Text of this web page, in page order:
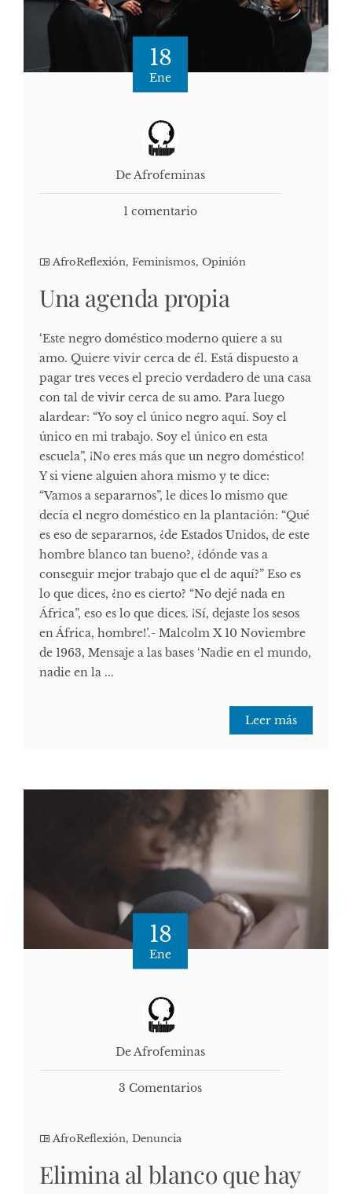
18
Ene
De Afrofeminas
1 comentario
AfroReflexión, Feminismos, Opinión
Una agenda propia
‘Este negro doméstico moderno quiere a su
amo. Quiere vivir cerca de él. Está dispuesto a
pagar tres veces el precio verdadero de una casa
con tal de vivir cerca de su amo. Para luego
alardear: “Yo soy el único negro aquí. Soy el
único en mi trabajo. Soy el único en esta
escuela”, ¡No eres más que un negro doméstico!
Y si viene alguien ahora mismo y te dice:
“Vamos a separarnos”, le dices lo mismo que
decía el negro doméstico en la plantación: “Qué
es eso de separarnos, ¿de Estados Unidos, de este
hombre blanco tan bueno?, ¿dónde vas a
conseguir mejor trabajo que el de aquí?” Eso es
lo que dices, ¿no es cierto? “No dejé nada en
África”, eso es lo que dices. ¡Sí, dejaste los sesos
en África, hombre!’.- Malcolm X 10 Noviembre
de 1963, Mensaje a las bases ‘Nadie en el mundo,
nadie en la ...
Leer más
18
Ene
De Afrofeminas
3 Comentarios
AfroReflexión, Denuncia
Elimina al blanco que hay